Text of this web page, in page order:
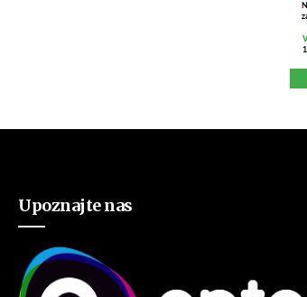
Upoznajte nas